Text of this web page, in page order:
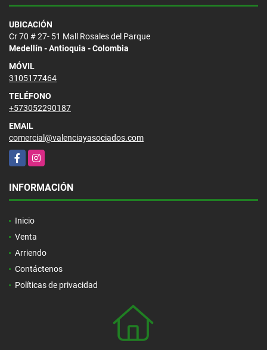
UBICACIÓN
Cr 70 # 27- 51 Mall Rosales del Parque
Medellín - Antioquia - Colombia
MÓVIL
3105177464
TELÉFONO
+573052290187
EMAIL
comercial@valenciayasociados.com
FacebookInstagram
INFORMACIÓN
Inicio
Venta
Arriendo
Contáctenos
Políticas de privacidad